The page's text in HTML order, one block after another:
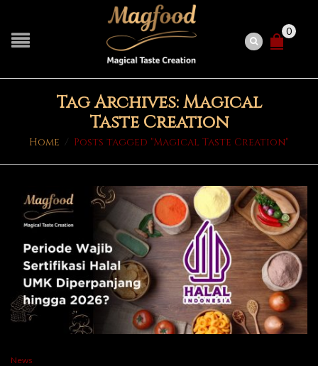
0
Tag Archives: Magical
Taste Creation
Home / Posts tagged "Magical Taste Creation"
News